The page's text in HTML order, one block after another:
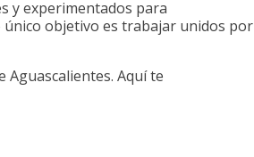
y experimentados para
objetivo es trabajar unidos por
Aguascalientes. Aquí te